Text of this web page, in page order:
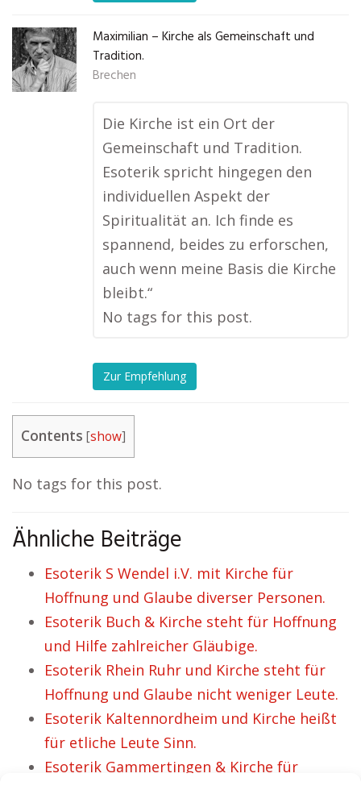
Maximilian – Kirche als Gemeinschaft und
Tradition.
Brechen
Die Kirche ist ein Ort der
Gemeinschaft und Tradition.
Esoterik spricht hingegen den
individuellen Aspekt der
Spiritualität an. Ich finde es
spannend, beides zu erforschen,
auch wenn meine Basis die Kirche
bleibt.“
No tags for this post.
Zur Empfehlung
Contents [show]
No tags for this post.
Ähnliche Beiträge
Esoterik S Wendel i.V. mit Kirche für
Hoffnung und Glaube diverser Personen.
Esoterik Buch & Kirche steht für Hoffnung
und Hilfe zahlreicher Gläubige.
Esoterik Rhein Ruhr und Kirche steht für
Hoffnung und Glaube nicht weniger Leute.
Esoterik Kaltennordheim und Kirche heißt
für etliche Leute Sinn.
Esoterik Gammertingen & Kirche für